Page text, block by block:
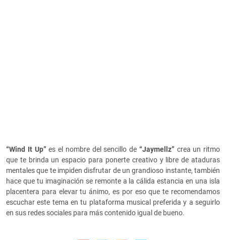
“Wind It Up” es el nombre del sencillo de “Jaymellz” crea un ritmo
que te brinda un espacio para ponerte creativo y libre de ataduras
mentales que te impiden disfrutar de un grandioso instante, también
hace que tu imaginación se remonte a la cálida estancia en una isla
placentera para elevar tu ánimo, es por eso que te recomendamos
escuchar este tema en tu plataforma musical preferida y a seguirlo
en sus redes sociales para más contenido igual de bueno.